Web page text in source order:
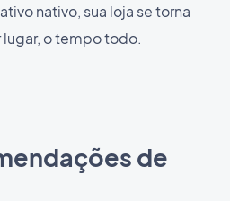
nativo, sua loja se torna
o tempo todo.
de